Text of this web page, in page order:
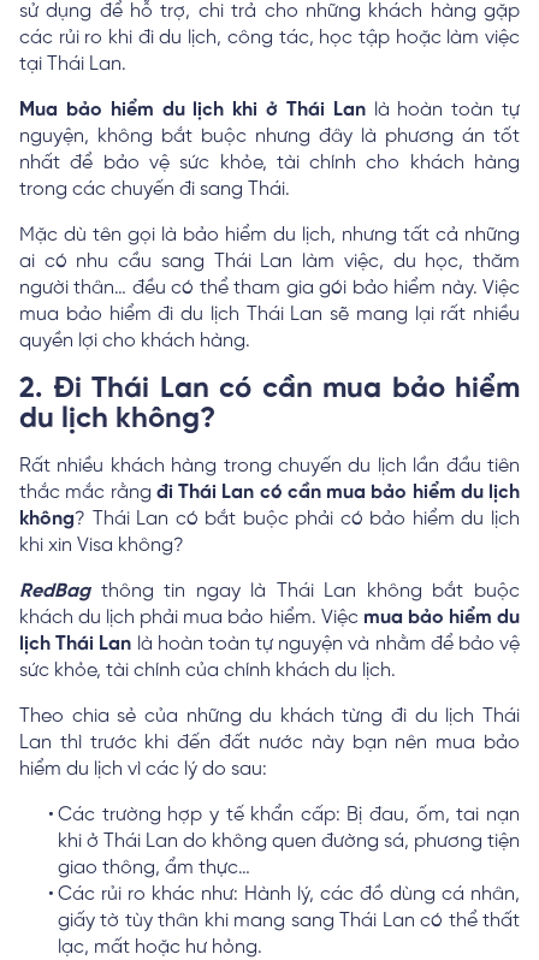
sử dụng để hỗ trợ, chi trả cho những khách hàng gặp
các rủi ro khi đi du lịch, công tác, học tập hoặc làm việc
tại Thái Lan.
Mua bảo hiểm du lịch khi ở Thái Lanlà hoàn toàn tự
nguyện, không bắt buộc nhưng đây là phương án tốt
nhất để bảo vệ sức khỏe, tài chính cho khách hàng
trong các chuyến đi sang Thái.
Mặc dù tên gọi là bảo hiểm du lịch, nhưng tất cả những
ai có nhu cầu sang Thái Lan làm việc, du học, thăm
người thân… đều có thể tham gia gói bảo hiểm này. Việc
mua bảo hiểm đi du lịch Thái Lan sẽ mang lại rất nhiều
quyền lợi cho khách hàng.
2. Đi Thái Lan có cần mua bảo hiểm
du lịch không?
Rất nhiều khách hàng trong chuyến du lịch lần đầu tiên
thắc mắc rằng đi Thái Lan có cần mua bảo hiểm du lịch
không? Thái Lan có bắt buộc phải có bảo hiểm du lịch
khi xin Visa không?
RedBag thông tin ngay là Thái Lan không bắt buộc
khách du lịch phải mua bảo hiểm. Việc mua bảo hiểm du
lịch Thái Lan là hoàn toàn tự nguyện và nhằm để bảo vệ
sức khỏe, tài chính của chính khách du lịch.
Theo chia sẻ của những du khách từng đi du lịch Thái
Lan thì trước khi đến đất nước này bạn nên mua bảo
hiểm du lịch vì các lý do sau:
Các trường hợp y tế khẩn cấp: Bị đau, ốm, tai nạn
khi ở Thái Lan do không quen đường sá, phương tiện
giao thông, ẩm thực…
Các rủi ro khác như: Hành lý, các đồ dùng cá nhân,
giấy tờ tùy thân khi mang sang Thái Lan có thể thất
lạc, mất hoặc hư hỏng.